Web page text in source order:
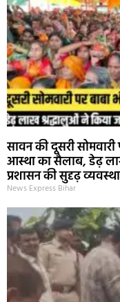
सावन की दूसरी
आस्था का सैलाब, डेढ़
प्रशासन की सुदृढ़
News Express Bihar